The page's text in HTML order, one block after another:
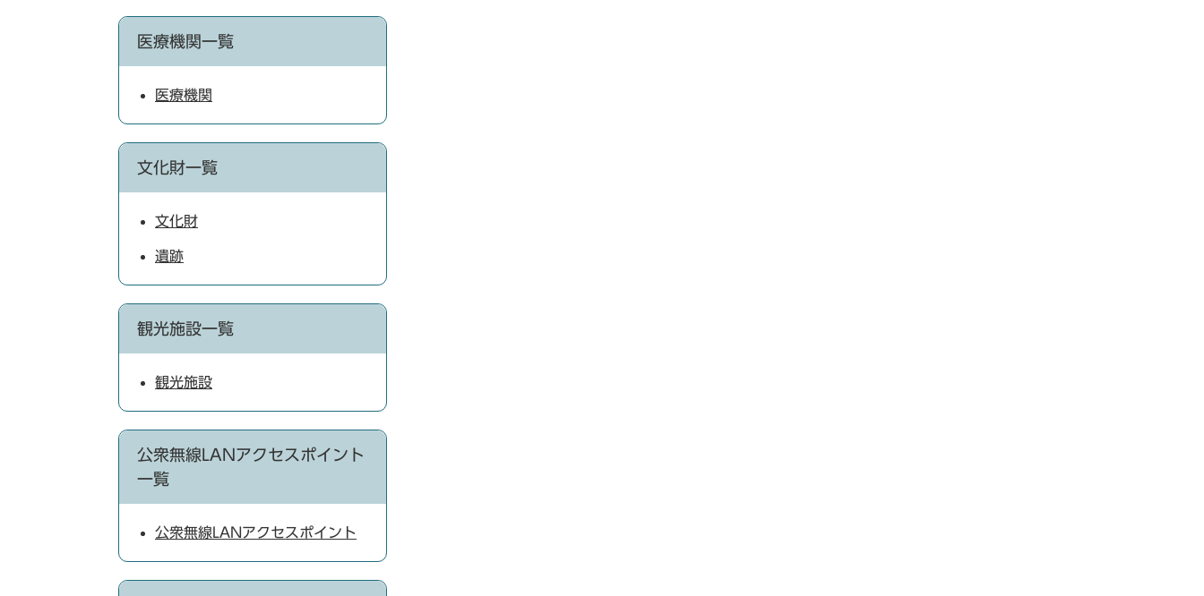
医療機関一覧
医療機関
文化財一覧
文化財
遺跡
観光施設一覧
観光施設
公衆無線LANアクセスポイント
一覧
公衆無線LANアクセスポイント